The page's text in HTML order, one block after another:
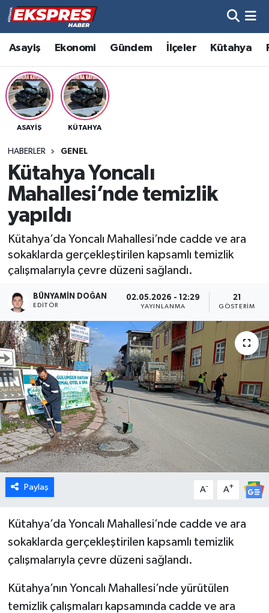
Asayiş Ekonomi Gündem İlçeler Kütahya
ASAYIŞ KÜTAHYA
HABERLER GENEL
Kütahya Yoncalı
Mahallesi’nde temizlik
yapıldı
Kütahya’da Yoncalı Mahallesi’nde cadde ve ara
sokaklarda gerçekleştirilen kapsamlı temizlik
çalışmalarıyla çevre düzeni sağlandı.
BÜNYAMIN DOĞAN
EDITÖR
02.05.2026 - 12:29
YAYINLANMA
21
GÖSTERIM
Paylaş A- A+
Kütahya’da Yoncalı Mahallesi’nde cadde ve ara
sokaklarda gerçekleştirilen kapsamlı temizlik
çalışmalarıyla çevre düzeni sağlandı.
Kütahya’nın Yoncalı Mahallesi’nde yürütülen
temizlik çalışmaları kapsamında cadde ve ara
Altıntaş
Asayiş
Aslanapa
Bölge
Çavdarhisar
Dumlupınar
Dünya
Eğitim
Ekonomi
Emet
Foto Galeri
Gediz
Genel
Hisarcık
İlçeler
Köşe Yazıları
Hava Durumu
Trafik Durumu
Süper Lig Puan Durumu ve Fikstür
Son Dakika Haberleri
Haber Arşivi